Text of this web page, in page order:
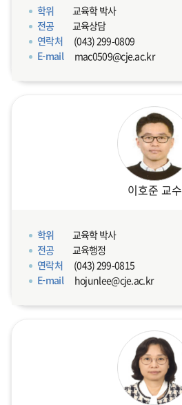
학위
교육학 박사
전공
교육상담
연락처
(043) 299-0809
E-mail
mac0509@cje.ac.kr
이호준 교수
학위
교육학 박사
전공
교육행정
연락처
(043) 299-0815
E-mail
hojunlee@cje.ac.kr